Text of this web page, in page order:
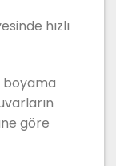
hızlı
boyama
göre